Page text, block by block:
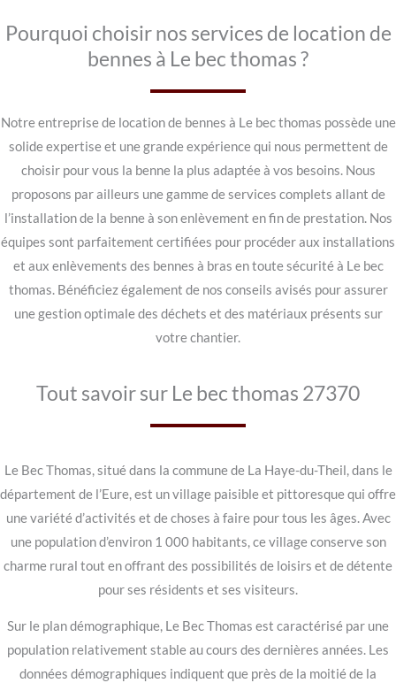
Pourquoi choisir nos services de location de
bennes à Le bec thomas ?
Notre entreprise de location de bennes à Le bec thomas possède une
solide expertise et une grande expérience qui nous permettent de
choisir pour vous la benne la plus adaptée à vos besoins. Nous
proposons par ailleurs une gamme de services complets allant de
l’installation de la benne à son enlèvement en fin de prestation. Nos
équipes sont parfaitement certifiées pour procéder aux installations
et aux enlèvements des bennes à bras en toute sécurité à Le bec
thomas. Bénéficiez également de nos conseils avisés pour assurer
une gestion optimale des déchets et des matériaux présents sur
votre chantier.
Tout savoir sur Le bec thomas 27370
Le Bec Thomas, situé dans la commune de La Haye-du-Theil, dans le
département de l’Eure, est un village paisible et pittoresque qui offre
une variété d’activités et de choses à faire pour tous les âges. Avec
une population d’environ 1 000 habitants, ce village conserve son
charme rural tout en offrant des possibilités de loisirs et de détente
pour ses résidents et ses visiteurs.
Sur le plan démographique, Le Bec Thomas est caractérisé par une
population relativement stable au cours des dernières années. Les
données démographiques indiquent que près de la moitié de la